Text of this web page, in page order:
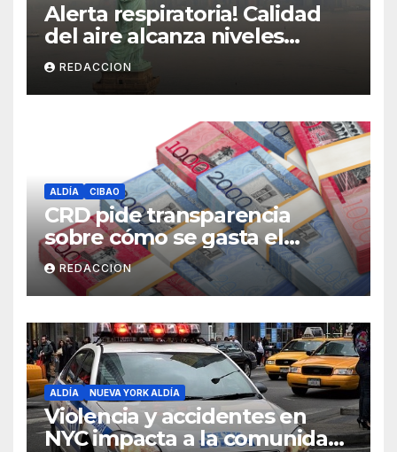
Alerta respiratoria! Calidad
del aire alcanza niveles
peligrosos en NYC
REDACCION
ALDÍA CIBAO
CRD pide transparencia
sobre cómo se gasta el
dinero del Seguro Familiar de
Salud
REDACCION
ALDÍA NUEVA YORK ALDÍA
Violencia y accidentes en
NYC impacta a la comunidad